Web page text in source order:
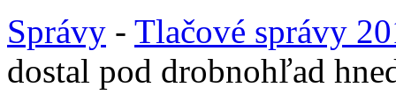
Správy - Tlačové správy
dostal pod drobnohľad